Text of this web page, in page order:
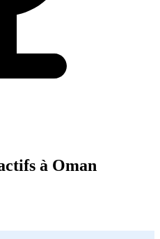
à Oman